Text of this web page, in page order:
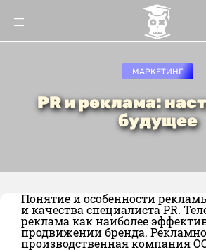
МАРКЕТИНГ
PR и реклама:
будущее
Понятие и особенности
и качества специалиста PR.
реклама как наиболее
продвижении бренда.
производственная компания